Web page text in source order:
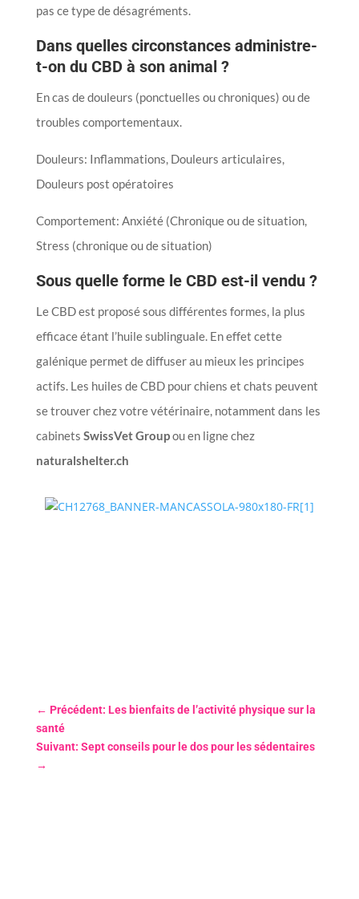
pas ce type de désagréments.
Dans quelles circonstances administre-
t-on du CBD à son animal ?
En cas de douleurs (ponctuelles ou chroniques) ou de
troubles comportementaux.
Douleurs: Inflammations, Douleurs articulaires,
Douleurs post opératoires
Comportement: Anxiété (Chronique ou de situation,
Stress (chronique ou de situation)
Sous quelle forme le CBD est-il vendu ?
Le CBD est proposé sous différentes formes, la plus
efficace étant l’huile sublinguale. En effet cette
galénique permet de diffuser au mieux les principes
actifs. Les huiles de CBD pour chiens et chats peuvent
se trouver chez votre vétérinaire, notamment dans les
cabinets SwissVet Groupou en ligne chez
naturalshelter.ch
← Précédent: Les bienfaits de l’activité physique sur la
santé
Suivant: Sept conseils pour le dos pour les sédentaires
→